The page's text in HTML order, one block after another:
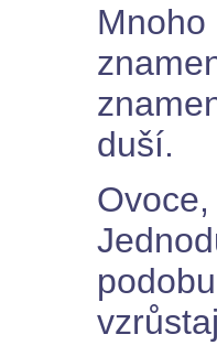
duší.